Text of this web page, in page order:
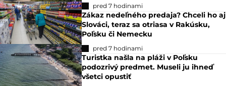
pred 7 hodinami
Zákaz nedeľného predaja? Chceli ho aj
Slováci, teraz sa otriasa v Rakúsku,
Poľsku či Nemecku
pred 7 hodinami
Turistka našla na pláži v Poľsku
podozrivý predmet. Museli ju ihneď
všetci opustiť